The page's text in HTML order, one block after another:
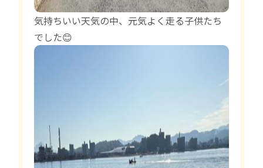
気持ちいい天気の中、元気よく走る子供たち
でした😊